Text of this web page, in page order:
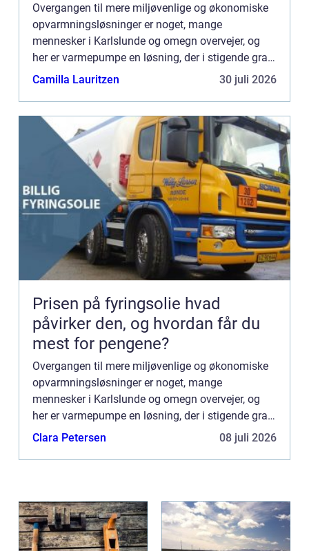
Overgangen til mere miljøvenlige og økonomiske
opvarmningsløsninger er noget, mange
mennesker i Karlslunde og omegn overvejer, og
her er varmepumpe en løsning, der i stigende grad
vinder indpas. Den tilbyder ikke blot lave...
Camilla Lauritzen 30 juli 2026
Prisen på fyringsolie hvad
påvirker den, og hvordan får du
mest for pengene?
Overgangen til mere miljøvenlige og økonomiske
opvarmningsløsninger er noget, mange
mennesker i Karlslunde og omegn overvejer, og
her er varmepumpe en løsning, der i stigende grad
vinder indpas. Den tilbyder ikke blot lave...
Clara Petersen 08 juli 2026